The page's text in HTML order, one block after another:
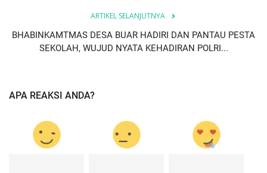
ARTIKEL SELANJUTNYA
BHABINKAMTMAS DESA BUAR HADIRI DAN PANTAU PESTA
SEKOLAH, WUJUD NYATA KEHADIRAN POLRI...
APA REAKSI ANDA?